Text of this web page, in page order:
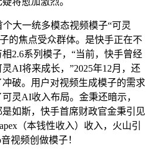
一统多模态视频模子“可灵
的焦点受众群体。是快手正在不
2.6系列模子，“当前，快手曾经
AI将来成长，”2025年12月，还
破。用户对视频生成模子的需求
灵AI收入布局。金秉还暗示，
如斯，快手首席财政官金秉引见
（本钱性收入）收入，火山引
视频创做模子！